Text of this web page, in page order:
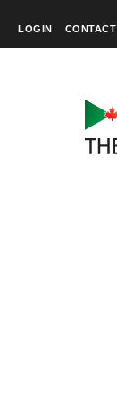
LOGIN CONTACT